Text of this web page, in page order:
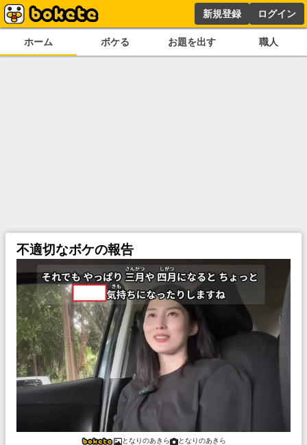
新規登録 ログイン
ホーム ボケる お題を出す 職人
不適切なボケの報告
となりのあきら となりのあきら